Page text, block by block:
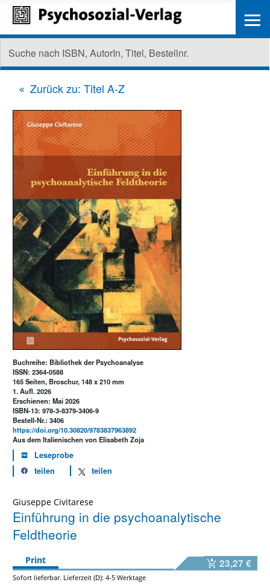
Zurück zu: Titel A-Z
Buchreihe: Bibliothek der Psychoanalyse
ISSN: 2364-0588
165 Seiten, Broschur, 148 x 210 mm
1. Aufl. 2026
Erschienen: Mai 2026
ISBN-13: 978-3-8379-3406-9
Bestell-Nr.: 3406
https://doi.org/10.30820/9783837963892
Aus dem Italienischen von Elisabeth Zoja
Leseprobe
teilen
teilen
Giuseppe Civitarese
Einführung in die psychoanalytische
Feldtheorie
Print 23,27 €
Sofort lieferbar. Lieferzeit (D): 4-5 Werktage
≡